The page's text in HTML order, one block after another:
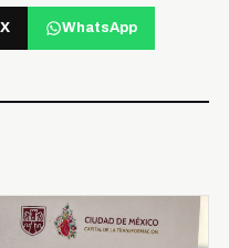
X WhatsApp